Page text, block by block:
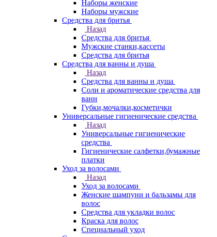
Наборы женские
Наборы мужские
Средства для бритья
Назад
Средства для бритья
Мужские станки,кассеты
Средства для бритья
Средства для ванны и душа
Назад
Средства для ванны и душа
Соли и ароматические средства для
ванн
Губки,мочалки,косметички
Универсальные гигиенические средства
Назад
Универсальные гигиенические
средства
Гигиенические салфетки,бумажные
платки
Уход за волосами
Назад
Уход за волосами
Женские шампуни и бальзамы для
волос
Средства для укладки волос
Краска для волос
Специальный уход